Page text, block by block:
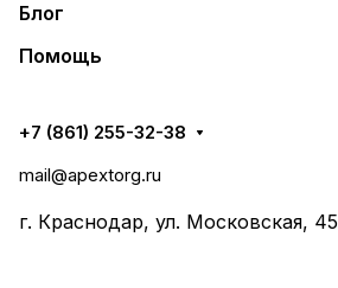
Блог
Помощь
+7 (861) 255-32-38
mail@apextorg.ru
г. Краснодар, ул. Московская, 45